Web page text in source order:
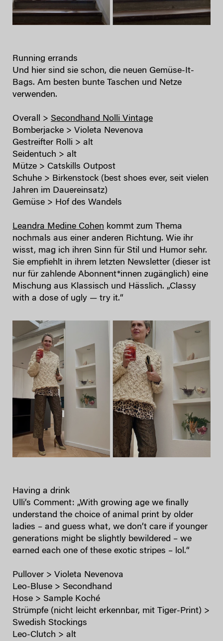
Running errands
Und hier sind sie schon, die neuen Gemüse-It-
Bags. Am besten bunte Taschen und Netze
verwenden.
Overall > Secondhand Nolli Vintage
Bomberjacke > Violeta Nevenova
Gestreifter Rolli > alt
Seidentuch > alt
Mütze > Catskills Outpost
Schuhe > Birkenstock (best shoes ever, seit vielen
Jahren im Dauereinsatz)
Gemüse > Hof des Wandels
Leandra Medine Cohen kommt zum Thema
nochmals aus einer anderen Richtung. Wie ihr
wisst, mag ich ihren Sinn für Stil und Humor sehr.
Sie empfiehlt in ihrem letzten Newsletter (dieser ist
nur für zahlende Abonnent*innen zugänglich) eine
Mischung aus Klassisch und Hässlich. „Classy
with a dose of ugly — try it.“
Having a drink
Ulli’s Comment: „With growing age we finally
understand the choice of animal print by older
ladies – and guess what, we don’t care if younger
generations might be slightly bewildered – we
earned each one of these exotic stripes – lol.“
Pullover > Violeta Nevenova
Leo-Bluse > Secondhand
Hose > Sample Koché
Strümpfe (nicht leicht erkennbar, mit Tiger-Print) >
Swedish Stockings
Leo-Clutch > alt